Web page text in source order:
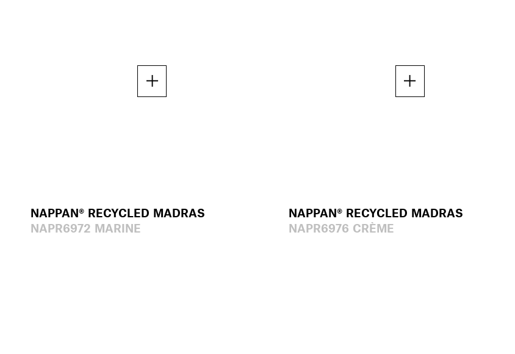
NAPPAN® RECYCLED MADRAS
NAPR6972 MARINE
NAPPAN® RECYCLED MADRAS
NAPR6976 CRÈME